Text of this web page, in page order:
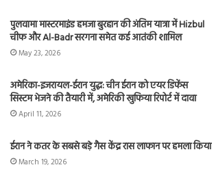
पुलवामा मास्टरमाइंड हमजा बुरहान की अंतिम यात्रा में Hizbul
चीफ और Al-Badr सरगना समेत कई आतंकी शामिल
May 23, 2026
अमेरिका-इजरायल-ईरान युद्ध: चीन ईरान को एयर डिफेंस
सिस्टम भेजने की तैयारी में, अमेरिकी खुफिया रिपोर्ट में दावा
April 11, 2026
ईरान ने कतर के सबसे बड़े गैस केंद्र रास लाफान पर हमला किया
March 19, 2026